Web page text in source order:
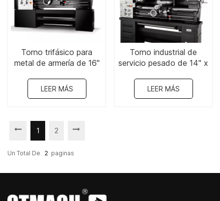
Torno trifásico para
metal de armería de 16"
LEER MÁS
Torno industrial de
servicio pesado de 14" x
LEER MÁS
1 2
Un Total De 2 Paginas